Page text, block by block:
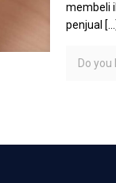
membeli
penjual
Do you